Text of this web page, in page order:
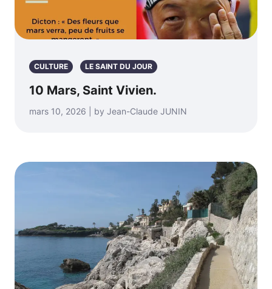
CULTURE LE SAINT DU JOUR
10 Mars, Saint Vivien.
mars 10, 2026 | by Jean-Claude JUNIN